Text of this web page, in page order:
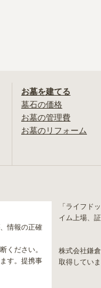
お墓を建てる
墓石の価格
お墓の管理費
お墓のリフォーム
情報の正確
ください。
す。提携事
「ライフド
イム上場、
株式会社鎌
取得していま